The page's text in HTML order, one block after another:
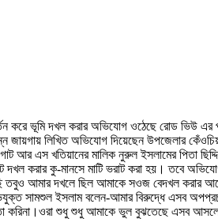
করে ভূমি দখল করার অভিযোগ ওঠেছে রোড ভিউ
লিখিত অভিযোগ দিয়েছেন উপজেলার
আর এস খতিয়ানের মালিক নুরুল ইসলামের পিতা
করার কু-মানসে মাটি ভরাট করা হয়। তবে
তবুও আমার দখলে ছিল আমাকে সওজ বেদখল করার
সামশুল ইসলাম বলেন-আমার বিরুদ্ধে এসব
শুধু শুধু আমাকে ভুল বুঝতেছে এসব আসলে